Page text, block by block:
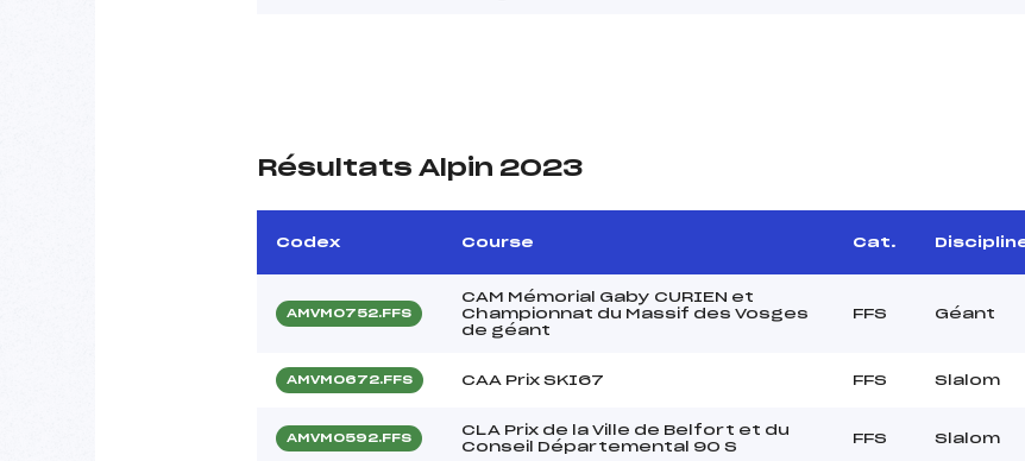
Résultats Alpin 2023
Codex Course Cat.
AMVM0752.FFS
CAM Mémorial Gaby CURIEN et
Championnat du Massif des Vosges
de géant
FFS Géant
AMVM0672.FFS CAA Prix SKI67 FFS Slalom
AMVM0592.FFS
CLA Prix de la Ville de Belfort et du
Conseil Départemental 90 S
FFS Slalom